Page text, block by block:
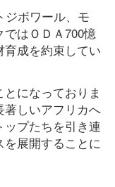
ジボワール、モ
はＯＤＡ700憶
成を約束してい
になっておりま
しいアフリカへ
プたちを引き連
展開することに